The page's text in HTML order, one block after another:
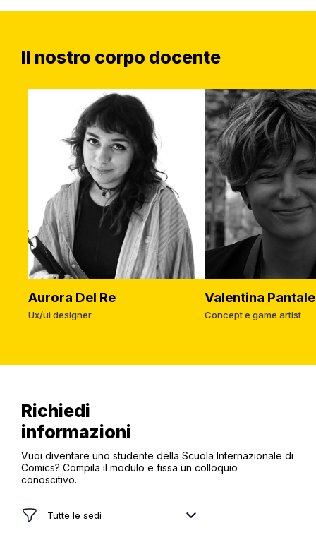
Il nostro corpo docente
Aurora Del Re
Ux/ui designer
Valentina
Concept e game artist
Richiedi
informazioni
Vuoi diventare uno studente della Scuola Internazionale di
Comics? Compila il modulo e fissa un colloquio
conoscitivo.